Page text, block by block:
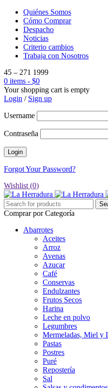
Quiénes Somos
Cómo Comprar
Despacho
Noticias
Criterio cambios
Trabaja con Nosotros
45 – 271 1999
0 items - $0
Your shopping cart is empty
Login / Sign up
Username
Contraseña
Forgot Your Password?
Wishlist (0)
Comprar por Categoría
Abarrotes
Aceites
Arroz
Avenas
Azucar
Café
Conservas
Endulzantes
Frutos Secos
Harina
Leche en polvo
Legumbres
Mermeladas, Miel y
Pastas
Postres
Puré
Repostería
Sal